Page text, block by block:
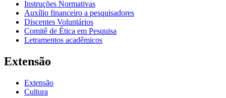
Instruções Normativas
Auxílio financeiro a pesquisadores
Discentes Voluntários
Comitê de Ética em Pesquisa
Letramentos acadêmicos
Extensão
Extensão
Cultura